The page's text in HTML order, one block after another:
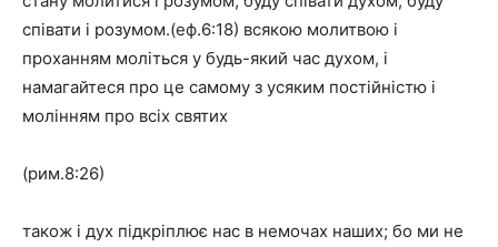
співати і розумом.(еф.6:18) всякою молитвою і
проханням моліться у будь-який час духом, і
намагайтеся про це самому з усяким постійністю і
молінням про всіх святих
(рим.8:26)
також і дух підкріплює нас в немочах наших; бо ми не